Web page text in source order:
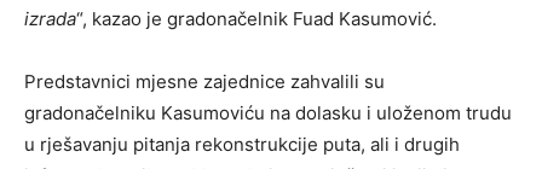
izrada“, kazao je gradonačelnik Fuad Kasumović.
Predstavnici mjesne zajednice zahvalili su
gradonačelniku Kasumoviću na dolasku i uloženom trudu
u rješavanju pitanja rekonstrukcije puta, ali i drugih